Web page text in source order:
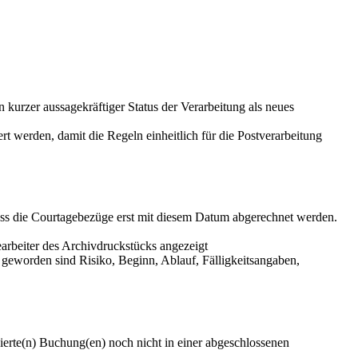
aussagekräftiger Status der Verarbeitung als neues
werden, damit die Regeln einheitlich für die Postverarbeitung
Courtagebezüge erst mit diesem Datum abgerechnet werden.
des Archivdruckstücks angezeigt
sind Risiko, Beginn, Ablauf, Fälligkeitsangaben,
Buchung(en) noch nicht in einer abgeschlossenen